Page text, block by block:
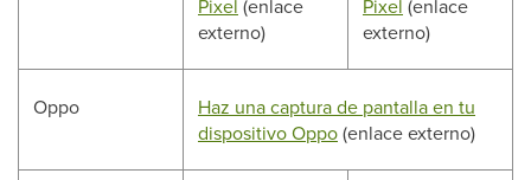
Pixel (enlace
externo)
Pixel (enlace
externo)
Oppo
Haz una captura de pantalla en tu
dispositivo Oppo(enlace externo)